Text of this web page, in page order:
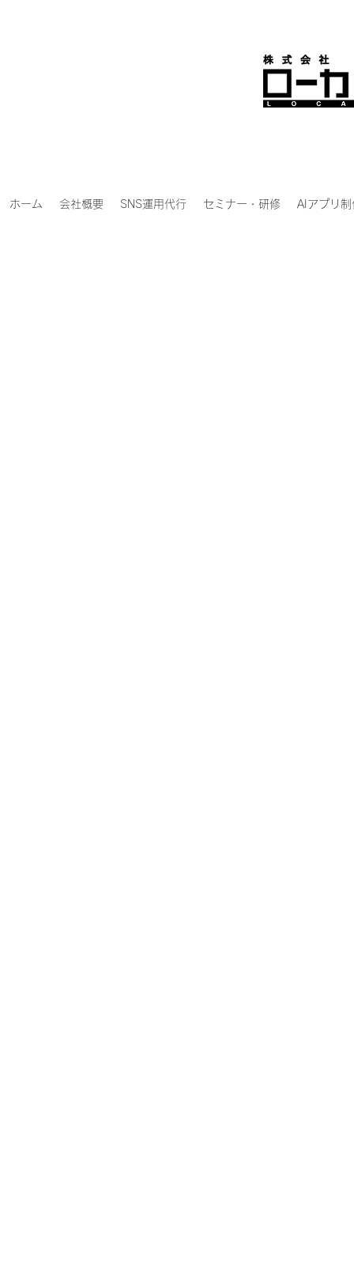
ホーム 会社概要 SNS運用代行 セミナー・研修 AIアプリ制